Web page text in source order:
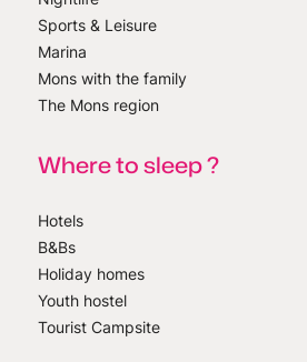
Sports & Leisure
Marina
Mons with the family
The Mons region
Where to sleep ?
Hotels
B&Bs
Holiday homes
Youth hostel
Tourist Campsite